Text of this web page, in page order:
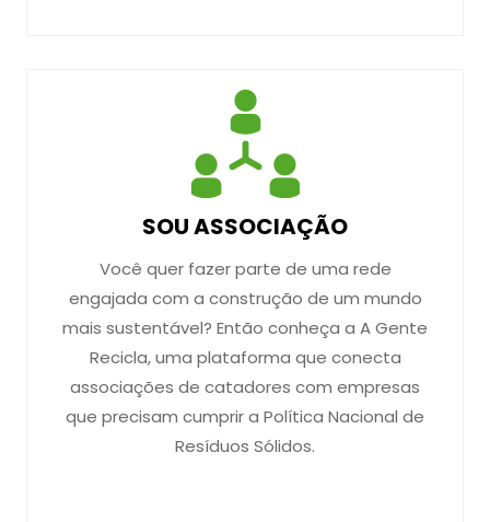
SOU ASSOCIAÇÃO
Você quer fazer parte de uma rede
engajada com a construção de um mundo
mais sustentável? Então conheça a A Gente
Recicla, uma plataforma que conecta
associações de catadores com empresas
que precisam cumprir a Política Nacional de
Resíduos Sólidos.